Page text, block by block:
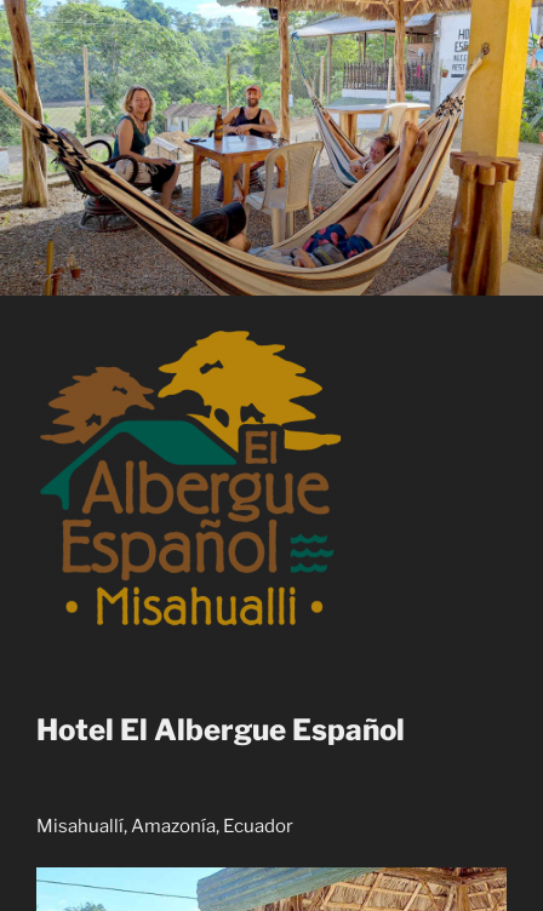
Hotel El Albergue Español
Misahuallí, Amazonía, Ecuador